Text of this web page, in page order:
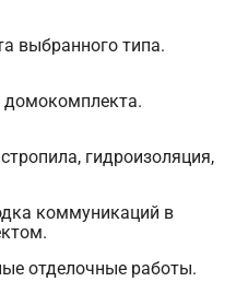
выбранного типа.
домокомплекта.
гидроизоляция,
коммуникаций в
отделочные работы.